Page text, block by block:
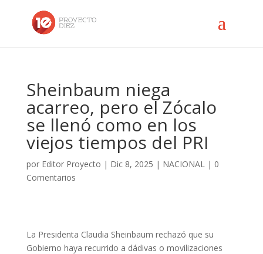
Sheinbaum niega
acarreo, pero el Zócalo
se llenó como en los
viejos tiempos del PRI
por Editor Proyecto | Dic 8, 2025 | NACIONAL| 0
Comentarios
La Presidenta Claudia Sheinbaum rechazó que su
Gobierno haya recurrido a dádivas o movilizaciones